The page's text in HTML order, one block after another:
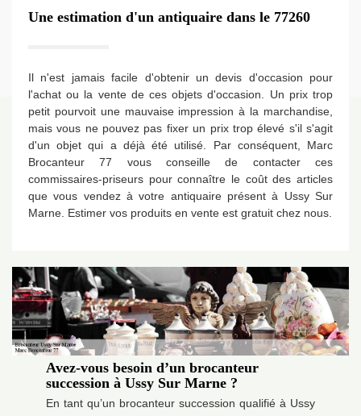
Une estimation d'un antiquaire dans le 77260
Il n'est jamais facile d'obtenir un devis d'occasion pour
l'achat ou la vente de ces objets d'occasion. Un prix trop
petit pourvoit une mauvaise impression à la marchandise,
mais vous ne pouvez pas fixer un prix trop élevé s'il s'agit
d'un objet qui a déjà été utilisé. Par conséquent, Marc
Brocanteur 77 vous conseille de contacter ces
commissaires-priseurs pour connaître le coût des articles
que vous vendez à votre antiquaire présent à Ussy Sur
Marne. Estimer vos produits en vente est gratuit chez nous.
Avez-vous besoin d’un brocanteur
succession à Ussy Sur Marne ?
En tant qu’un brocanteur succession qualifié à Ussy